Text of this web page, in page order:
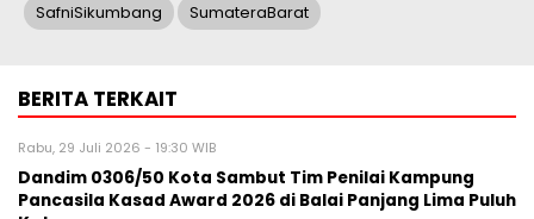
SafniSikumbang SumateraBarat
BERITA TERKAIT
Rabu, 29 Juli 2026 - 19:30 WIB
Dandim 0306/50 Kota Sambut Tim Penilai Kampung
Pancasila Kasad Award 2026 di Balai Panjang Lima Puluh